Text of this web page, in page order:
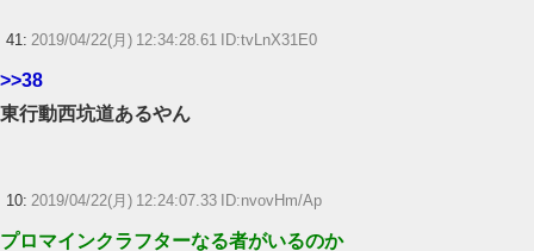
41: 2019/04/22(月) 12:34:28.61 ID:tvLnX31E0
>>38
東行動西坑道あるやん
10: 2019/04/22(月) 12:24:07.33 ID:nvovHm/Ap
プロマインクラフターなる者がいるのか